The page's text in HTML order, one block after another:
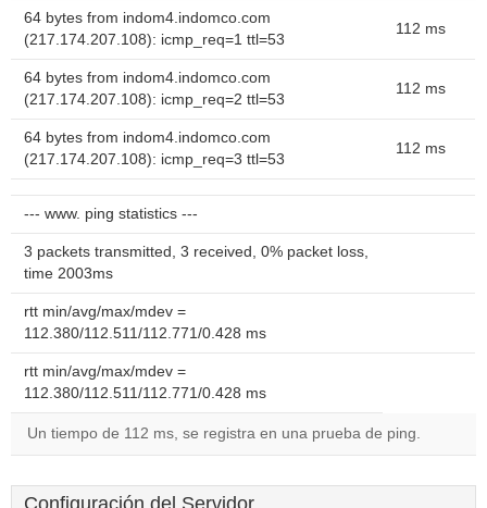
64 bytes from indom4.indomco.com
(217.174.207.108): icmp_req=1 ttl=53
112 ms
64 bytes from indom4.indomco.com
(217.174.207.108): icmp_req=2 ttl=53
112 ms
64 bytes from indom4.indomco.com
(217.174.207.108): icmp_req=3 ttl=53
112 ms
--- www. ping statistics ---
3 packets transmitted, 3 received, 0% packet loss,
time 2003ms
rtt min/avg/max/mdev =
112.380/112.511/112.771/0.428 ms
rtt min/avg/max/mdev =
112.380/112.511/112.771/0.428 ms
Un tiempo de 112 ms, se registra en una prueba de ping.
Configuración del Servidor